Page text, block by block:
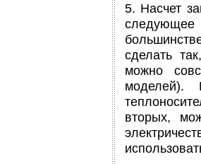
5. Насчет
следующее
сделать
можно
моделей).
вторых,